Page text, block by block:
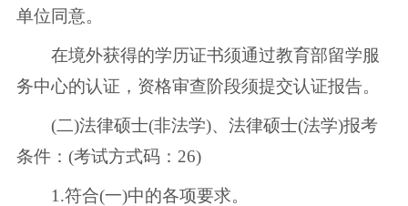
单位同意。
在境外获得的学历证书须通过教育部留学服
务中心的认证，资格审查阶段须提交认证报告。
(二)法律硕士(非法学)、法律硕士(法学)报考
条件：(考试方式码：26)
1.符合(一)中的各项要求。